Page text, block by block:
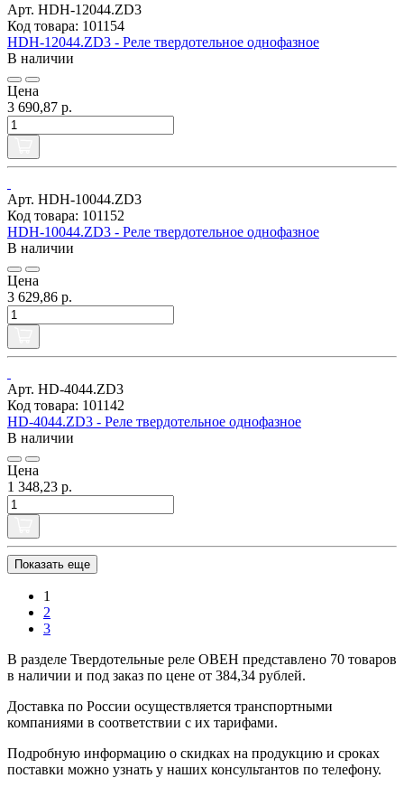
Арт. HDH-12044.ZD3
Код товара: 101154
HDH-12044.ZD3 - Реле твердотельное однофазное
В наличии
Цена
3 690,87 р.
Арт. HDH-10044.ZD3
Код товара: 101152
HDH-10044.ZD3 - Реле твердотельное однофазное
В наличии
Цена
3 629,86 р.
Арт. HD-4044.ZD3
Код товара: 101142
HD-4044.ZD3 - Реле твердотельное однофазное
В наличии
Цена
1 348,23 р.
Показать еще
1
2
3
В разделе Твердотельные реле ОВЕН представлено 70 товаров
в наличии и под заказ по цене от 384,34 рублей.
Доставка по России осуществляется транспортными
компаниями в соответствии с их тарифами.
Подробную информацию о скидках на продукцию и сроках
поставки можно узнать у наших консультантов по телефону.